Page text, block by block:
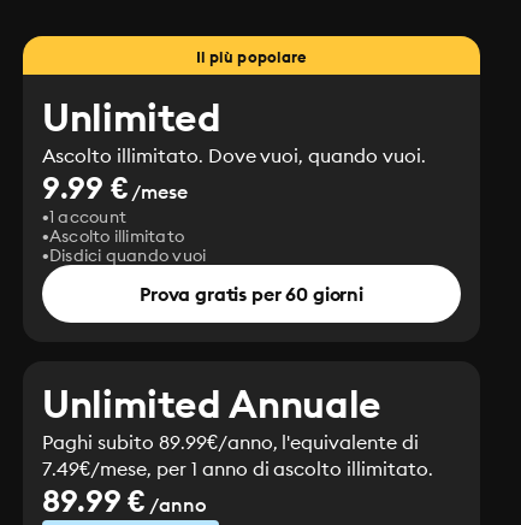
Il più popolare
Unlimited
Ascolto illimitato. Dove vuoi, quando vuoi.
9.99 €/mese
1 account
Ascolto illimitato
Disdici quando vuoi
Prova gratis per 60 giorni
Unlimited Annuale
Paghi subito 89.99€/anno, l'equivalente di
7.49€/mese, per 1 anno di ascolto illimitato.
89.99 € /anno